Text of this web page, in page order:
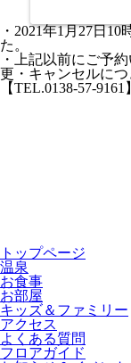
・2021年1月27日
た。
・上記以前にご予
更・キャンセルにつ
【TEL.0138-57-9161】
トップページ
温泉
お食事
お部屋
キッズ＆ファミリー
アクセス
よくある質問
フロアガイド